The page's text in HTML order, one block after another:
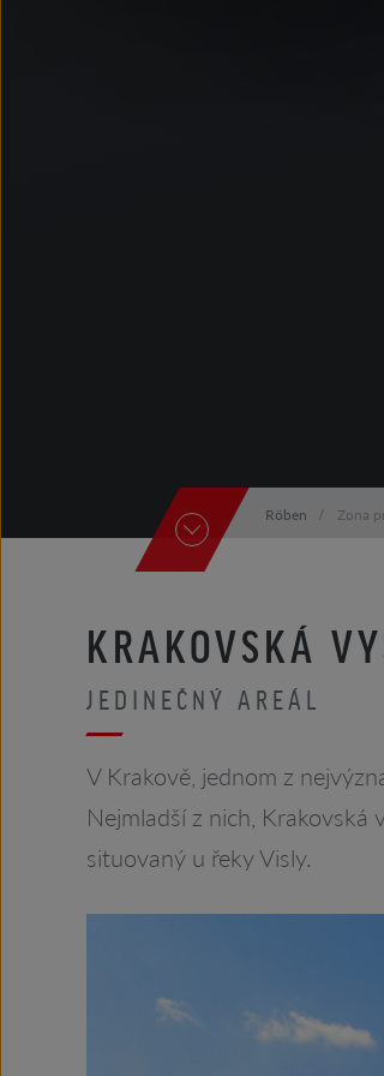
Röben Zona
KRAKOVSKÁ
JEDINEČNÝ AREÁL
V Krakově, jednom z
Nejmladší z nich, Krakovská
situovaný u řeky Visly.